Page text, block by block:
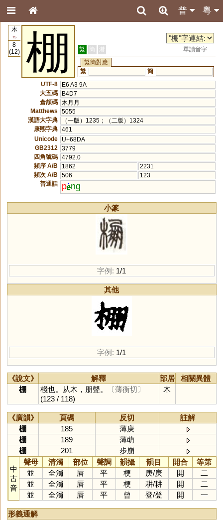
粵
普
木
75
8
(12)
棚 繁 簡 港
單讀音字
繁簡對應
繁
簡
UTF-8
E6 A3 9A
大五碼
B4D7
倉頡碼
木月月
Matthews
5055
漢語大字典
（一版）1235；（二版）1324
康熙字典 461
Unicode
U+68DA
GB2312
3779
四角號碼 4792.0
頻序 A/B
1862
2231
頻次 A/B
506
123
普通話
p ng
小篆
字例: 1/1
其他
字例: 1/1
《說文》 解釋 部居
相關異體
棚
棧也。从木，朋聲。
〔薄衡切〕
(123 / 118)
木
《廣韻》 頁碼 反切
註解
棚
185
薄庚
棚
189
薄萌
棚
201 步崩
中
古
音
聲母 清濁 部位 聲調 韻攝 韻目 開合
等第
並
全濁 唇 平 梗 庚/庚 開
二
並
全濁 唇 平 梗 耕/耕 開
二
並
全濁 唇 平 曾 登/登 開 一
形義通解